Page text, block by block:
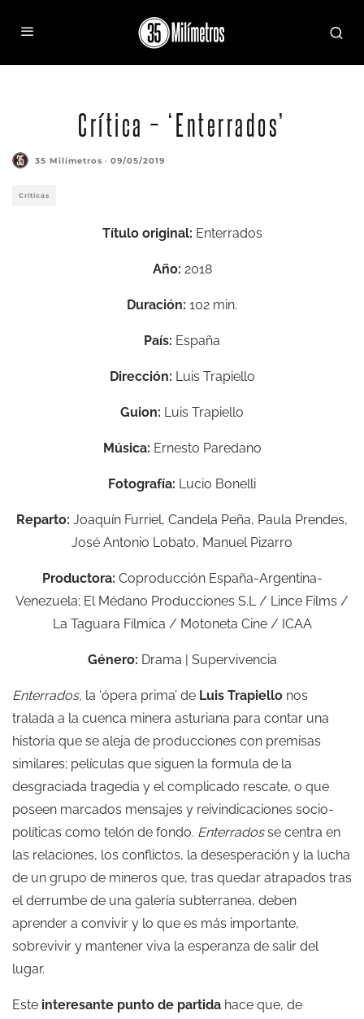
Crítica – ‘Enterrados’
35 Milímetros · 09/05/2019
Críticas
Título original: Enterrados
Año: 2018
Duración: 102 min.
País: España
Dirección: Luis Trapiello
Guion: Luis Trapiello
Música: Ernesto Paredano
Fotografía: Lucio Bonelli
Reparto: Joaquín Furriel, Candela Peña, Paula Prendes,
José Antonio Lobato, Manuel Pizarro
Productora: Coproducción España-Argentina-
Venezuela; El Médano Producciones S.L / Lince Films /
La Taguara Fílmica / Motoneta Cine / ICAA
Género: Drama | Supervivencia
Enterrados, la ‘ópera prima’ de Luis Trapiello nos
tralada a la cuenca minera asturiana para contar una
historia que se aleja de producciones con premisas
similares; películas que siguen la formula de la
desgraciada tragedia y el complicado rescate, o que
poseen marcados mensajes y reivindicaciones socio-
políticas como telón de fondo. Enterradosse centra en
las relaciones, los conflictos, la desesperación y la lucha
de un grupo de mineros que, tras quedar atrapados tras
el derrumbe de una galería subterranea, deben
aprender a convivir y lo que es más importante,
sobrevivir y mantener viva la esperanza de salir del
lugar.
Este interesante punto de partida hace que, de